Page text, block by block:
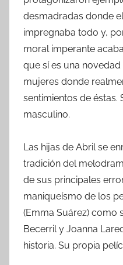
desmadradas donde
impregnaba todo y,
moral imperante
que sí es una
mujeres donde
sentimientos de éstas.
masculino.
Las hijas de Abril se
tradición del
de sus principales
maniqueísmo de los
(Emma Suárez) como
Becerril y Joanna
historia. Su propia